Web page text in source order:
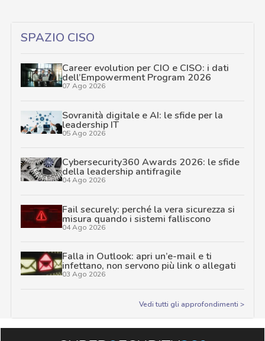
SPAZIO CISO
Career evolution per CIO e CISO: i dati
dell’Empowerment Program 2026
07 Ago 2026
Sovranità digitale e AI: le sfide per la
leadership IT
05 Ago 2026
Cybersecurity360 Awards 2026: le sfide
della leadership antifragile
04 Ago 2026
Fail securely: perché la vera sicurezza si
misura quando i sistemi falliscono
04 Ago 2026
Falla in Outlook: apri un’e-mail e ti
infettano, non servono più link o allegati
03 Ago 2026
Vedi tutti gli approfondimenti >